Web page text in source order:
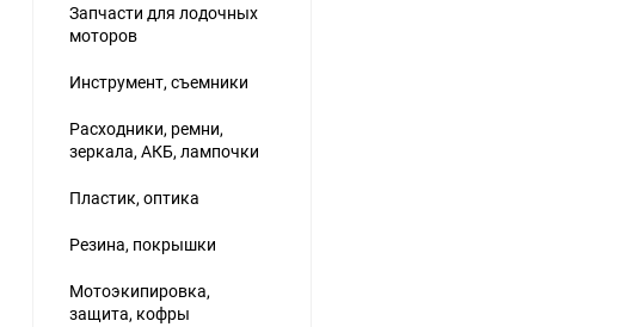
Запчасти для лодочных
моторов
Инструмент, съемники
Расходники, ремни,
зеркала, АКБ, лампочки
Пластик, оптика
Резина, покрышки
Мотоэкипировка,
защита, кофры